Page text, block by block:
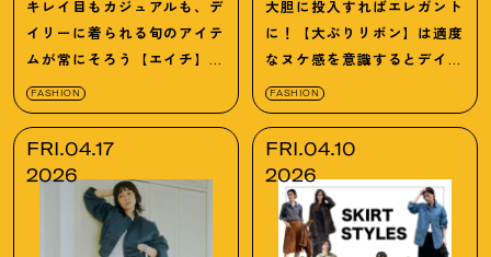
キレイ目もカジュアルも、デ
イリーに着られる旬のアイテ
ムが常にそろう【エイチ】の
名品ガイド
FASHION
大胆に投入すればエレガント
に ！
【大ぶりリボン】は適度
なヌケ感を意識するとデイ
リーに使えます
FASHION
FRI.04.17
2026
FRI.04.10
2026